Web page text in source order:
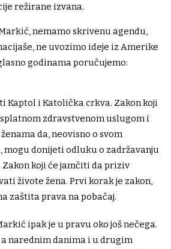
režirane izvana.
nemamo skrivenu agendu,
ne uvozimo ideje iz Amerike
godinama poručujemo:
Kaptol i Katolička crkva. Zakon koji
zdravstvenom uslugom i
da, neovisno o svom
mogu donijeti odluku o zadržavanju
koji će jamčiti da priziv
živote žena. Prvi korak je zakon,
zaštita prava na pobačaj.
ipak je u pravu oko još nečega.
a narednim danima i u drugim